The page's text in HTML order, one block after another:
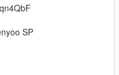
SP